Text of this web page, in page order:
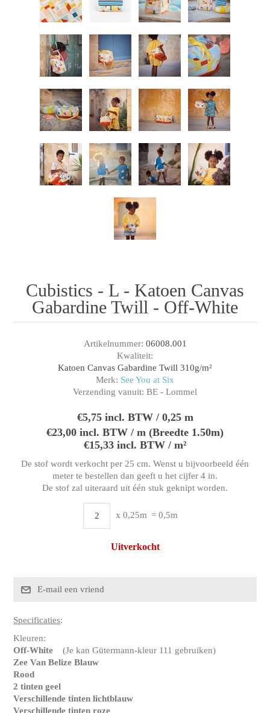
Cubistics - L - Katoen Canvas
Gabardine Twill - Off-White
Artikelnummer: 06008.001
Kwaliteit:
Katoen Canvas Gabardine Twill 310g/m²
Merk: See You at Six
Verzending vanuit: BE - Lommel
€5,75 incl. BTW / 0,25 m
€23,00 incl. BTW / m (Breedte 1.50m)
€15,33 incl. BTW / m²
De stof wordt verkocht per 25 cm. Wenst u bijvoorbeeld één
meter te bestellen dan geeft u het cijfer 4 in.
De stof zal uiteraard uit één stuk geknipt worden.
x 0,25m = 0,5m
Uitverkocht
Specificaties:
Kleuren:
Off-White (Je kan Gütermann-kleur 111 gebruiken)
Zee Van Belize Blauw
Rood
2 tinten geel
Verschillende tinten lichtblauw
Verschillende tinten roze